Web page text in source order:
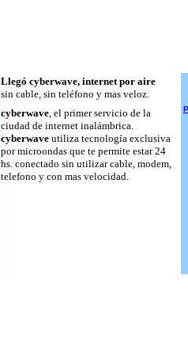
Llegó cyberwave, internet por aire
sin cable, sin teléfono y mas veloz.
cyberwave, el primer servicio de la
ciudad de internet inalámbrica.
cyberwave utiliza tecnología exclusiva
por microondas que te permite estar 24
hs. conectado sin utilizar cable, modem,
telefono y con mas velocidad.